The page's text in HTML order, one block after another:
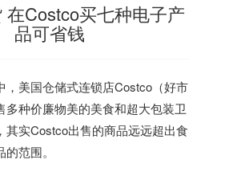
在Costco买七种电子产
品可省钱
，美国仓储式连锁店Costco（好市
多种价廉物美的美食和超大包装卫
其实Costco出售的商品远远超出食
范围。